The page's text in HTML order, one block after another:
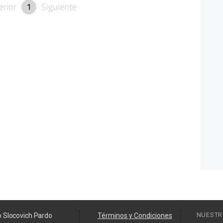
1 Siguiente
Slocovich Pardo Términos y Condiciones